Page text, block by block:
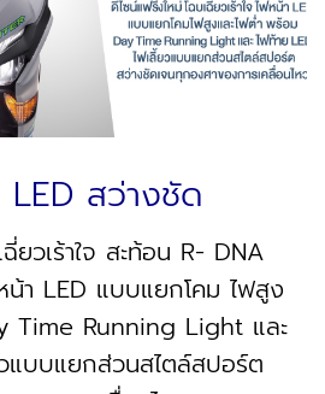
สว่างชัด
ยวเร้าใจ สะท้อน R- DNA
า LED แบบแยกโคม ไฟสูง
Time Running Light และ
แบบแยกส่วนสไตล์สปอร์ต